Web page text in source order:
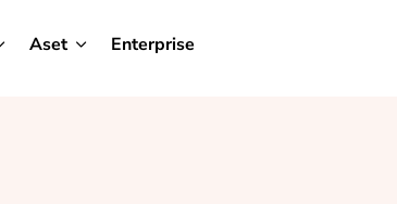
Aset Enterprise